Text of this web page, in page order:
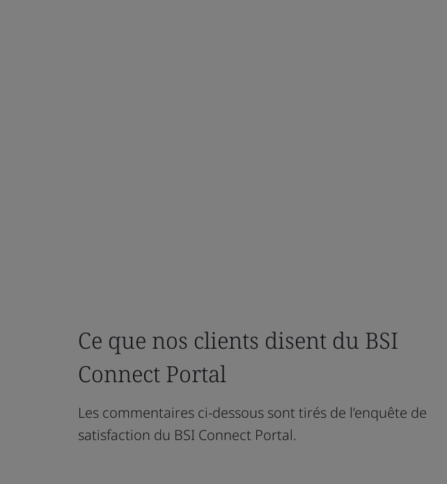
Ce que nos clients disent du BSI
Connect Portal
Les commentaires ci-dessous sont tirés de l’enquête de
satisfaction du BSI Connect Portal.